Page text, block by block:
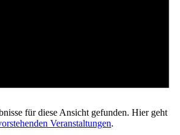
für diese Ansicht gefunden. Hier geht
Veranstaltungen.